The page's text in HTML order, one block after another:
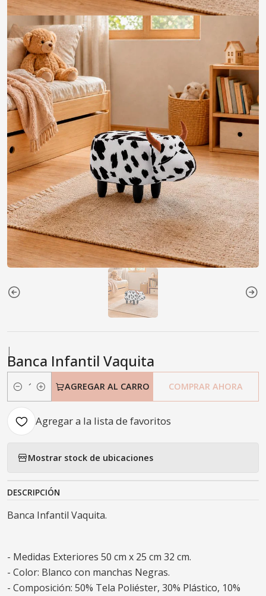
|
Banca Infantil Vaquita
Cantidad
AGREGAR AL CARRO COMPRAR AHORA
Agregar a la lista de favoritos
Mostrar stock de ubicaciones
DESCRIPCIÓN
Banca Infantil Vaquita.
- Medidas Exteriores 50 cm x 25 cm 32 cm.
- Color: Blanco con manchas Negras.
- Composición: 50% Tela Poliéster, 30% Plástico, 10%